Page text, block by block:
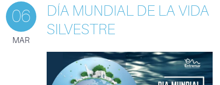
06
MAR
DÍA MUNDIAL DE LA VIDA
SILVESTRE